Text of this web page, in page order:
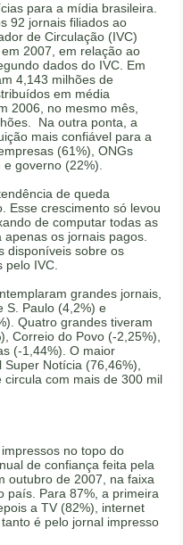
para a mídia brasileira.
92 jornais filiados ao
de Circulação (IVC)
2007, em relação ao
dados do IVC. Em
4,143 milhões de
em média
2006, no mesmo mês,
Na outra ponta, a
mais confiável para a
(61%), ONGs
e governo (22%).
de queda
Esse crescimento só levou
de computar todas as
apenas os jornais pagos.
disponíveis sobre os
pelo IVC.
grandes jornais,
S. Paulo (4,2%) e
Quatro grandes tiveram
Correio do Povo (-2,25%),
(-1,44%). O maior
Notícia (76,46%),
com mais de 300 mil
no topo do
de confiança feita pela
outubro de 2007, na faixa
país. Para 87%, a primeira
a TV (82%), internet
é pelo jornal impresso